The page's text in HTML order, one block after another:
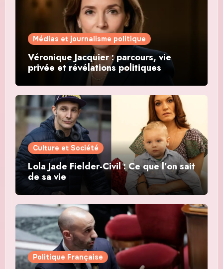
Médias et journalisme politique
Véronique Jacquier : parcours, vie
privée et révélations politiques
Culture et Société
Lola Jade Fielder-Civil : Ce que l’on sait
de sa vie
Politique Française